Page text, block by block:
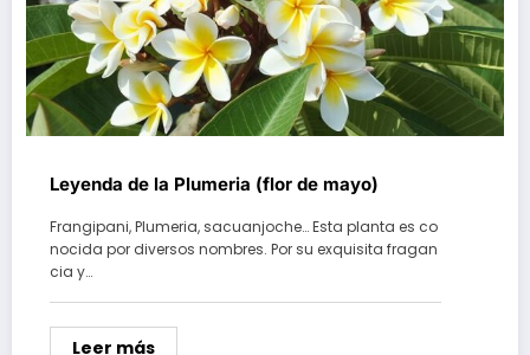
Leyenda de la Plumeria (flor de mayo)
Frangipani, Plumeria, sacuanjoche… Esta planta es co
nocida por diversos nombres. Por su exquisita fragan
cia y…
Leer más